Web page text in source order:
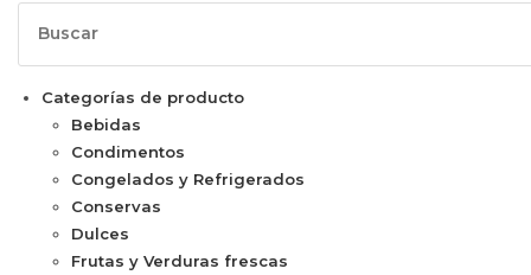
Categorías de producto
Bebidas
Condimentos
Congelados y Refrigerados
Conservas
Dulces
Frutas y Verduras frescas